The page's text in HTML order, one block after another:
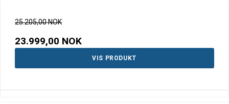
25.205,00 NOK
23.999,00 NOK
VIS PRODUKT